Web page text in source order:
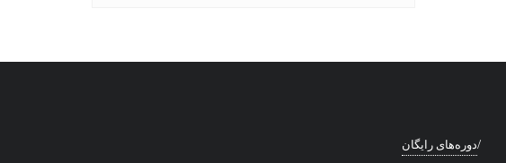
دوره‌های رایگان